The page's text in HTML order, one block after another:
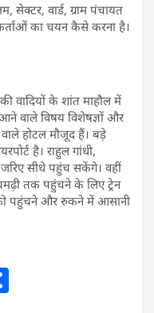
सेक्टर, वार्ड, ग्राम पंचायत
का चयन कैसे करना है।
वादियों के शांत माहौल में
वाले विषय विशेषज्ञों और
होटल मौजूद हैं। बडे़
है। राहुल गांधी,
सीधे पहुंच सकेंगे। वहीं
तक पहुंचने के लिए ट्रेन
पहुंचने और रुकने में आसानी